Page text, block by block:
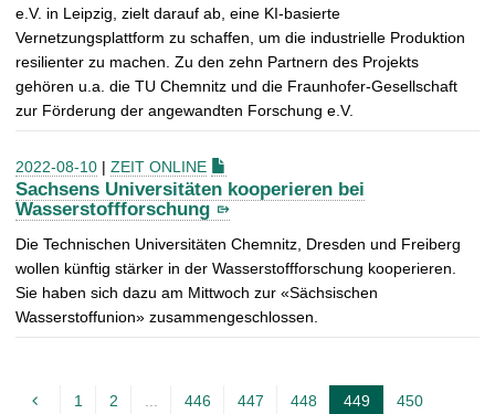
e.V. in Leipzig, zielt darauf ab, eine KI-basierte
Vernetzungsplattform zu schaffen, um die industrielle Produktion
resilienter zu machen. Zu den zehn Partnern des Projekts
gehören u.a. die TU Chemnitz und die Fraunhofer-Gesellschaft
zur Förderung der angewandten Forschung e.V.
2022-08-10 | ZEIT ONLINE
Sachsens Universitäten kooperieren bei
Wasserstoffforschung
Die Technischen Universitäten Chemnitz, Dresden und Freiberg
wollen künftig stärker in der Wasserstoffforschung kooperieren.
Sie haben sich dazu am Mittwoch zur «Sächsischen
Wasserstoffunion» zusammengeschlossen.
1 2 ... 446 447 448 449A 450